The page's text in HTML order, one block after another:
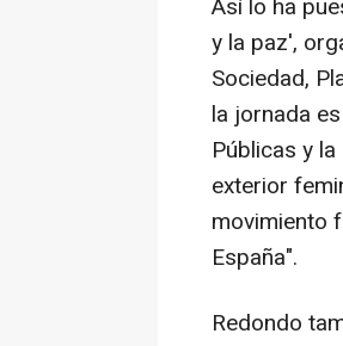
Así lo ha
y la paz',
Sociedad,
la jornada
Públicas y
exterior
movimiento
España".
Redondo